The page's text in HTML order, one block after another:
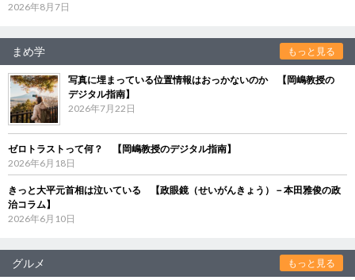
2026年8月7日
まめ学 もっと見る
写真に埋まっている位置情報はおっかないのか 【岡嶋教授の
デジタル指南】
2026年7月22日
ゼロトラストって何？ 【岡嶋教授のデジタル指南】
2026年6月18日
きっと大平元首相は泣いている 【政眼鏡（せいがんきょう）－本田雅俊の政
治コラム】
2026年6月10日
グルメ もっと見る